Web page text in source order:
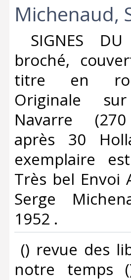
‎Michenaud,
SIGNES
broché,
titre en
Originale
Navarre
après 30
exemplaire
Très bel Envoi
Serge
1952 .‎
() revue des
notre temps